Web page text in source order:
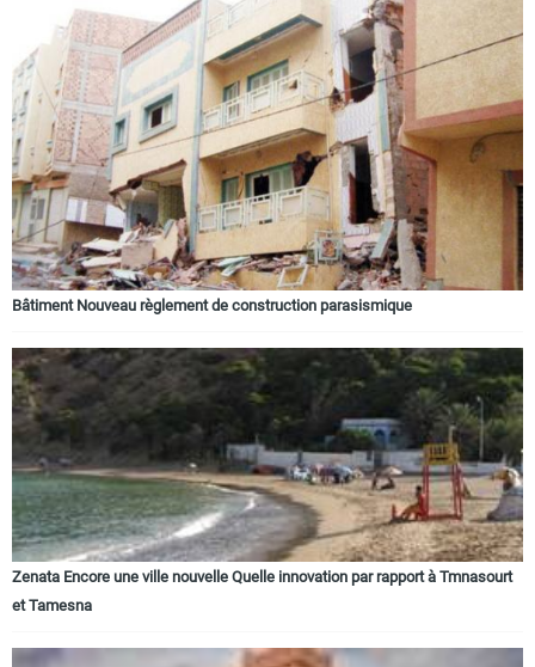
Bâtiment Nouveau règlement de construction parasismique
Zenata Encore une ville nouvelle Quelle innovation par rapport à Tmnasourt
et Tamesna